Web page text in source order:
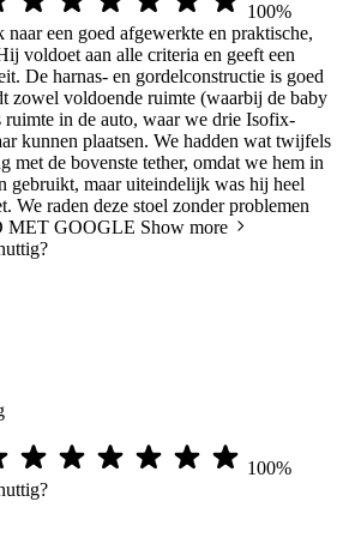
100%
naar een goed afgewerkte en praktische,
voldoet aan alle criteria en geeft een
De harnas- en gordelconstructie is goed
zowel voldoende ruimte (waarbij de baby
ruimte in de auto, waar we drie Isofix-
kunnen plaatsen. We hadden wat twijfels
met de bovenste tether, omdat we hem in
gebruikt, maar uiteindelijk was hij heel
We raden deze stoel zonder problemen
MET GOOGLE Show more
100%